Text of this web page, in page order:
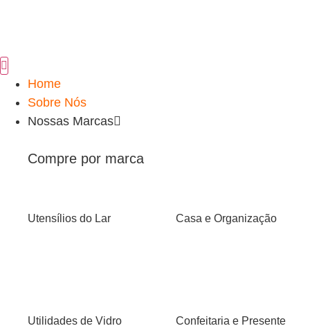
Home
Sobre Nós
Nossas Marcas
Compre por marca
Utensílios do Lar Casa e Organização
Utilidades de Vidro Confeitaria e Presente